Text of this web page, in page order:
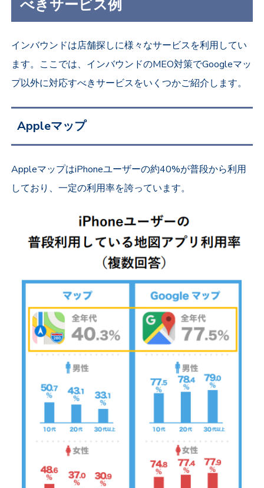
べきサービス例
インバウンドは店舗探しに様々なサービスを利用してい
ます。ここでは、インバウンドのMEO対策でGoogleマッ
プ以外に対応すべきサービスをいくつかご紹介します。
Appleマップ
AppleマップはiPhoneユーザーの約40%が普段から利用
しており、一定の利用率を誇っています。